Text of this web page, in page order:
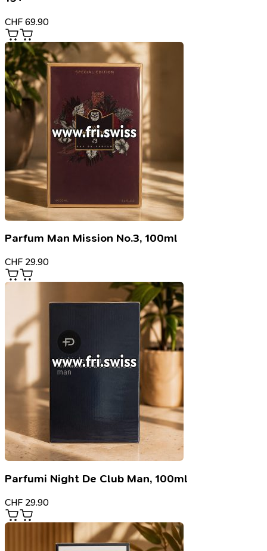
CHF 69.90
Parfum Man Mission No.3, 100ml
CHF 29.90
Parfumi Night De Club Man, 100ml
CHF 29.90